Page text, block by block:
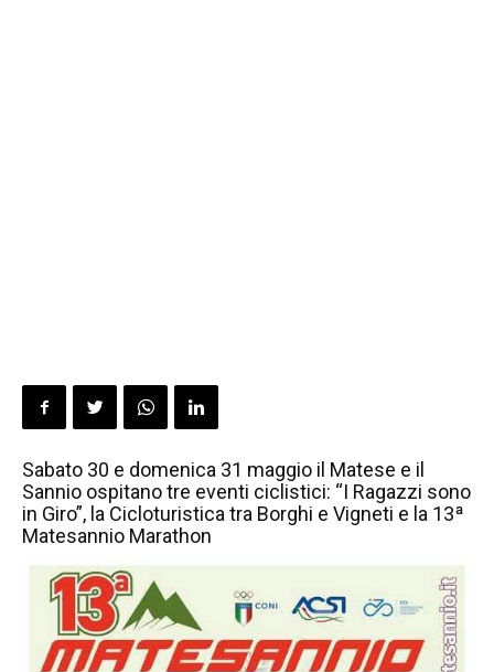
Sabato 30 e domenica 31 maggio il Matese e il
Sannio ospitano tre eventi ciclistici: “I Ragazzi sono
in Giro”, la Cicloturistica tra Borghi e Vigneti e la 13ª
Matesannio Marathon